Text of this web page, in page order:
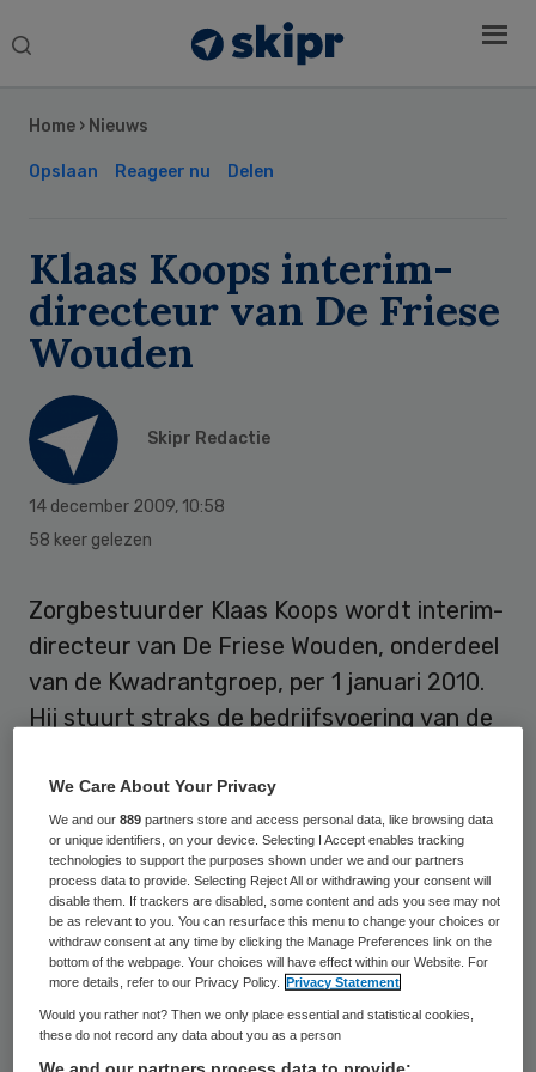
Search
Home › Nieuws
Opslaan Reageer nu Delen
Klaas Koops interim-
directeur van De Friese
Wouden
Skipr Redactie
14 december 2009, 10:58
58 keer gelezen
Zorgbestuurder Klaas Koops wordt interim-
directeur van De Friese Wouden, onderdeel
van de Kwadrantgroep, per 1 januari 2010.
Hij stuurt straks de bedrijfsvoering van de
innovatieve ontwikkelingen in de
organisatie.
Koops volgt Herman Blom op
De raad van bestuur van de Kwadrantgroep
heeft Koops in overleg met de raad van
commissarissen aangesteld voor de
Sidebar
We Care About Your Privacy
We and our889 partners store and access personal data, like browsing data
or unique identifiers, on your device. Selecting I Accept enables tracking
technologies to support the purposes shown under we and our partners
process data to provide. Selecting Reject All or withdrawing your consent will
disable them. If trackers are disabled, some content and ads you see may not
be as relevant to you. You can resurface this menu to change your choices or
withdraw consent at any time by clicking the Manage Preferences link on the
bottom of the webpage. Your choices will have effect within our Website. For
more details, refer to our Privacy Policy.
Privacy Statement
Would you rather not? Then we only place essential and statistical cookies,
these do not record any data about you as a person
We and our partners process data to provide: